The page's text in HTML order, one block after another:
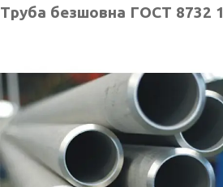
Труба безшовна ГОСТ 8732